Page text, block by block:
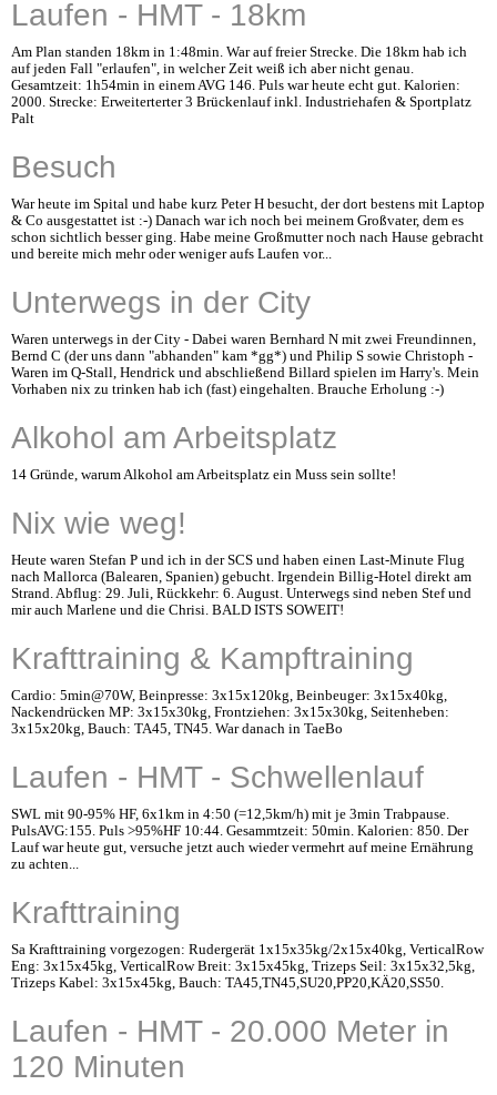
Laufen - HMT - 18km
Am Plan standen 18km in 1:48min. War auf freier Strecke. Die 18km hab ich
auf jeden Fall "erlaufen", in welcher Zeit weiß ich aber nicht genau.
Gesamtzeit: 1h54min in einem AVG 146. Puls war heute echt gut. Kalorien:
2000. Strecke: Erweiterterter 3 Brückenlauf inkl. Industriehafen & Sportplatz
Palt
Besuch
War heute im Spital und habe kurz Peter H besucht, der dort bestens mit Laptop
& Co ausgestattet ist :-) Danach war ich noch bei meinem Großvater, dem es
schon sichtlich besser ging. Habe meine Großmutter noch nach Hause gebracht
und bereite mich mehr oder weniger aufs Laufen vor...
Unterwegs in der City
Waren unterwegs in der City - Dabei waren Bernhard N mit zwei Freundinnen,
Bernd C (der uns dann "abhanden" kam *gg*) und Philip S sowie Christoph -
Waren im Q-Stall, Hendrick und abschließend Billard spielen im Harry's. Mein
Vorhaben nix zu trinken hab ich (fast) eingehalten. Brauche Erholung :-)
Alkohol am Arbeitsplatz
14 Gründe, warum Alkohol am Arbeitsplatz ein Muss sein sollte!
Nix wie weg!
Heute waren Stefan P und ich in der SCS und haben einen Last-Minute Flug
nach Mallorca (Balearen, Spanien) gebucht. Irgendein Billig-Hotel direkt am
Strand. Abflug: 29. Juli, Rückkehr: 6. August. Unterwegs sind neben Stef und
mir auch Marlene und die Chrisi. BALD ISTS SOWEIT!
Krafttraining & Kampftraining
Cardio: 5min@70W, Beinpresse: 3x15x120kg, Beinbeuger: 3x15x40kg,
Nackendrücken MP: 3x15x30kg, Frontziehen: 3x15x30kg, Seitenheben:
3x15x20kg, Bauch: TA45, TN45. War danach in TaeBo
Laufen - HMT - Schwellenlauf
SWL mit 90-95% HF, 6x1km in 4:50 (=12,5km/h) mit je 3min Trabpause.
PulsAVG:155. Puls >95%HF 10:44. Gesammtzeit: 50min. Kalorien: 850. Der
Lauf war heute gut, versuche jetzt auch wieder vermehrt auf meine Ernährung
zu achten...
Krafttraining
Sa Krafttraining vorgezogen: Rudergerät 1x15x35kg/2x15x40kg, VerticalRow
Eng: 3x15x45kg, VerticalRow Breit: 3x15x45kg, Trizeps Seil: 3x15x32,5kg,
Trizeps Kabel: 3x15x45kg, Bauch: TA45,TN45,SU20,PP20,KÄ20,SS50.
Laufen - HMT - 20.000 Meter in
120 Minuten